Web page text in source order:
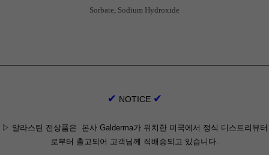
Sorbate, Sodium Hydroxide
✔ NOTICE ✔
▷ 알라스틴 전상품은 본사 Galderma가 위치한 미국에서 정식 디스트리뷰터
로부터 출고되어 고객님께 직배송되고 있습니다.